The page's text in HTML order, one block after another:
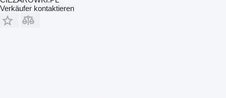
Verkäufer kontaktieren